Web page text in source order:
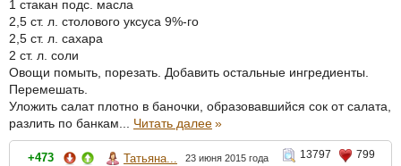
1 стакан подс. масла
2,5 ст. л. столового уксуса 9%-го
2,5 ст. л. сахара
2 ст. л. соли
Овощи помыть, порезать. Добавить остальные ингредиенты.
Перемешать.
Уложить салат плотно в баночки, образовавшийся сок от салата,
разлить по банкам... Читать далее»
+473 Татьяна... 23 июня 2015 года 13797
799